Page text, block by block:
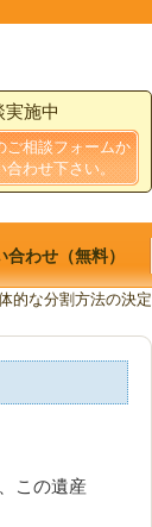
実施中
ご相談フォームか
合わせ下さい。
合わせ（無料）
な分割方法の決定
この遺産